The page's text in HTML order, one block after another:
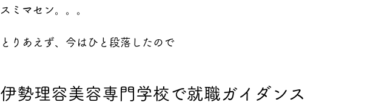
スミマセン。。。
とりあえず、今はひと段落したので
伊勢理容美容専門学校で就職ガイダンス